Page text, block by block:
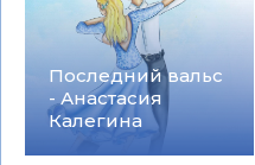
Последний вальс
- Анастасия
Калегина